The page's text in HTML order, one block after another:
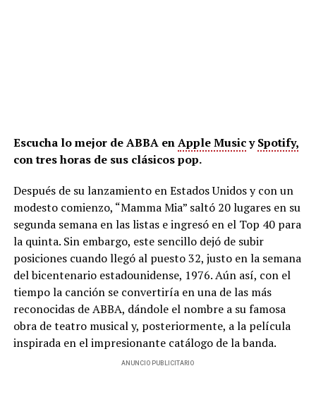
Escucha lo mejor de ABBA enApple MusicySpotify,
con tres horas de sus clásicos pop.
Después de su lanzamiento en Estados Unidos y con un
modesto comienzo, “Mamma Mia” saltó 20 lugares en su
segunda semana en las listas e ingresó en el Top 40 para
la quinta. Sin embargo, este sencillo dejó de subir
posiciones cuando llegó al puesto 32, justo en la semana
del bicentenario estadounidense, 1976. Aún así, con el
tiempo la canción se convertiría en una de las más
reconocidas de ABBA, dándole el nombre a su famosa
obra de teatro musical y, posteriormente, a la película
inspirada en el impresionante catálogo de la banda.
ANUNCIO PUBLICITARIO